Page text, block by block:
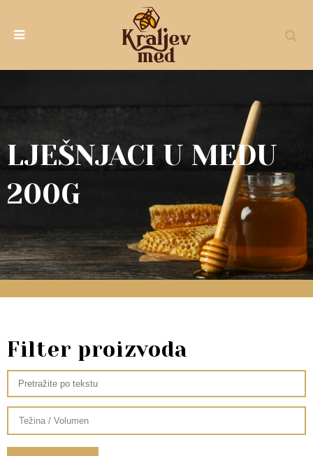
LJEŠNJACI U MEDU
200G
Filter proizvoda